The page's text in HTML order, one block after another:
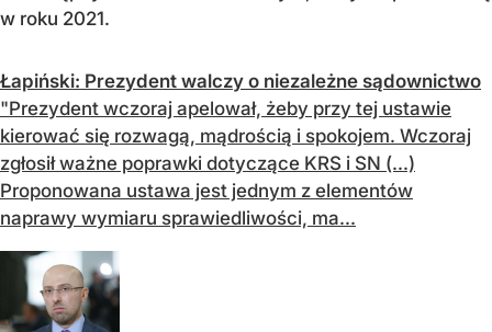
w roku 2021.
Łapiński: Prezydent walczy o niezależne sądownictwo
"Prezydent wczoraj apelował, żeby przy tej ustawie
kierować się rozwagą, mądrością i spokojem. Wczoraj
zgłosił ważne poprawki dotyczące KRS i SN (...)
Proponowana ustawa jest jednym z elementów
naprawy wymiaru sprawiedliwości, ma...